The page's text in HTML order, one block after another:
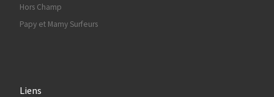
Hors Champ
Papy et Mamy Surfeurs
Liens